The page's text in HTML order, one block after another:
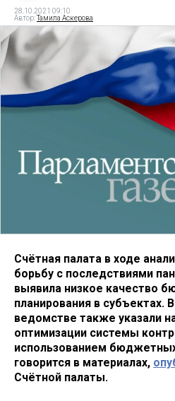
28.10.2021 09:10
Автор:Тамила Аскерова
Счётная палата в ходе
борьбу с последствиями
выявила низкое качество
планирования в субъектах.
ведомстве также указали
оптимизации системы
использованием
говорится в материалах,
Счётной палаты.